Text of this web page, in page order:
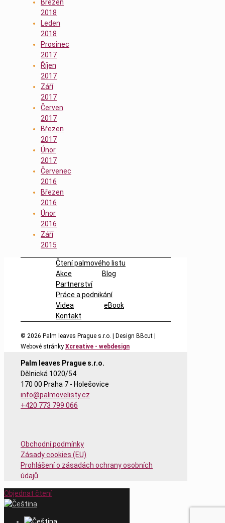
Březen
2018
Leden
2018
Prosinec
2017
Říjen
2017
Září
2017
Červen
2017
Březen
2017
Únor
2017
Červenec
2016
Březen
2016
Únor
2016
Září
2015
Čtení palmového listu
Akce
Blog
Partnerství
Práce a podnikání
Videa
eBook
Kontakt
© 2026 Palm leaves Prague s.r.o. | Design BBcut |
Webové stránky Xcreative - webdesign
Palm leaves Prague s.r.o.
Dělnická 1020/54
170 00 Praha 7 - Holešovice
info@palmovelisty.cz
+420 773 799 066
Obchodní podmínky
Zásady cookies (EU)
Prohlášení o zásadách ochrany osobních
údajů
Objednat čtení